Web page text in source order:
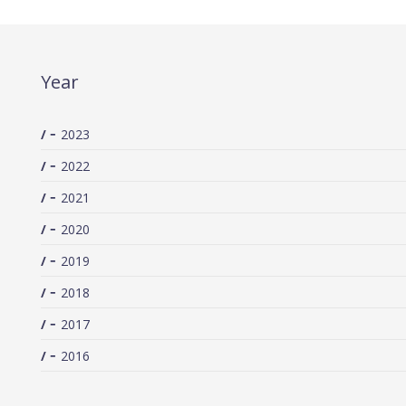
Year
2023
2022
2021
2020
2019
2018
2017
2016